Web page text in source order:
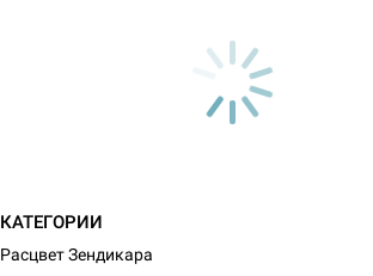
КАТЕГОРИИ
Расцвет Зендикара